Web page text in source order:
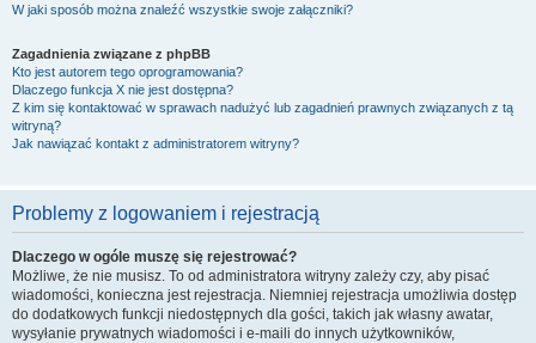
W jaki sposób można znaleźć wszystkie swoje załączniki?
Zagadnienia związane z phpBB
Kto jest autorem tego oprogramowania?
Dlaczego funkcja X nie jest dostępna?
Z kim się kontaktować w sprawach nadużyć lub zagadnień prawnych związanych z tą
witryną?
Jak nawiązać kontakt z administratorem witryny?
Problemy z logowaniem i rejestracją
Dlaczego w ogóle muszę się rejestrować?
Możliwe, że nie musisz. To od administratora witryny zależy czy, aby pisać
wiadomości, konieczna jest rejestracja. Niemniej rejestracja umożliwia dostęp
do dodatkowych funkcji niedostępnych dla gości, takich jak własny awatar,
wysyłanie prywatnych wiadomości i e-maili do innych użytkowników,